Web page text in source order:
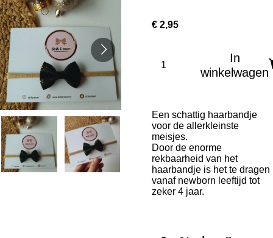
€ 2,95
In
winkelwagen
Een schattig haarbandje
voor de allerkleinste
meisjes.
Door de enorme
rekbaarheid van het
haarbandje is het te dragen
vanaf newborn leeftijd tot
zeker 4 jaar.